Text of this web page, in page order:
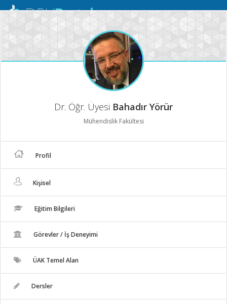
Mobil
Dr. Öğr. Üyesi Bahadır Yörür
Mühendislik Fakültesi
Profil
Kişisel
Eğitim Bilgileri
Görevler / İş Deneyimi
ÜAK Temel Alan
Dersler